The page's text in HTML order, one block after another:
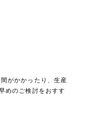
がかかったり、生産
めのご検討をおすす